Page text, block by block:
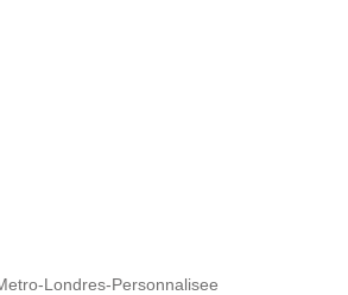
Londres-Personnalisee